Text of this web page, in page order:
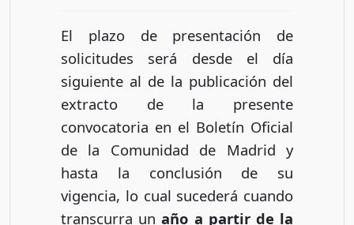
El plazo de presentación de
solicitudes será desde el día
siguiente al de la publicación del
extracto de la presente
convocatoria en el Boletín Oficial
de la Comunidad de Madrid y
hasta la conclusión de su
vigencia, lo cual sucederá cuando
transcurra un año a partir de la